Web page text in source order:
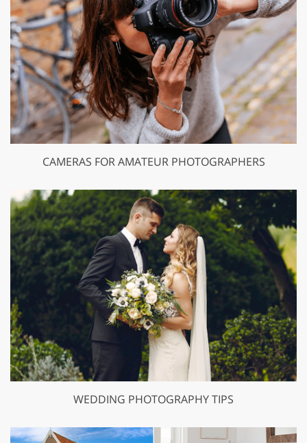
CAMERAS FOR AMATEUR PHOTOGRAPHERS
WEDDING PHOTOGRAPHY TIPS